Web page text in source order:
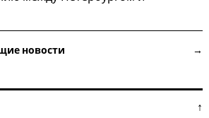
новости →
персон ↑